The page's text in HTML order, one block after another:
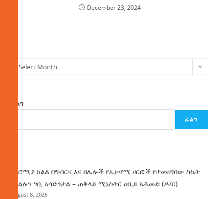
December 23, 2024
Select Month
ፈልግ
ፈልግ
በኦሮሚያ ክልል በግብርና እና በሌሎች የኢኮኖሚ ዘርፎች የተመዘገበው ስኬት
የክልሉን ገቢ አሳድጎታል – ጠቅላይ ሚኒስትር ዐቢይ አሕመድ (ዶ/ር)
August 8, 2026